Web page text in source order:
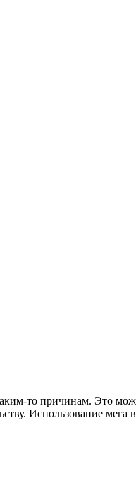
то причинам. Это
Использование мега